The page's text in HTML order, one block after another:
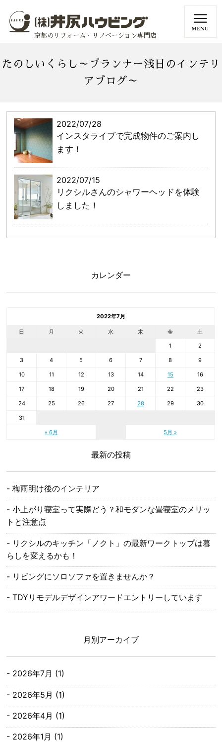
京都のリフォーム・リノベーション専門店
たのしいくらし～プランナー浅日のインテリ
アブログ～
2022/07/28
インスタライブで完成物件のご案内し
ます！
2022/07/15
リクシルさんのシャワーヘッドを体験
しました！
カレンダー
2022年7月
日 月 火 水 木 金 土
« 6月 5月 »
1 2
3 4 5 6 7 8 9
10 11 12 13 14 15 16
17 18 19 20 21 22 23
24 25 26 27 28 29 30
31
最新の投稿
梅雨明け後のインテリア
小上がり寝室って実際どう？和モダンな畳寝室のメリッ
トと注意点
リクシルのキッチン「ノクト」の最新ワークトップは暮
らしを変えるかも！
リビングにソロソファを置きませんか？
TDYリモデルデザインアワードエントリーしています
月別アーカイブ
2026年7月 (1)
2026年5月 (1)
2026年4月 (1)
2026年1月 (1)